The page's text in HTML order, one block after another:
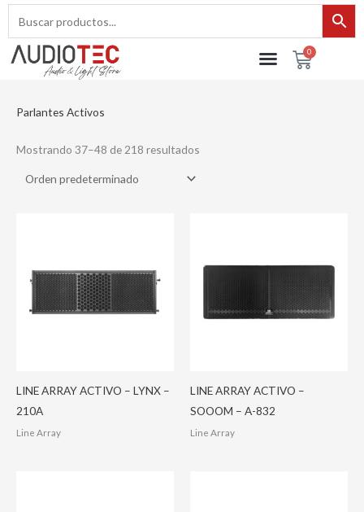
contenido
0Cart
Parlantes Activos
Mostrando 37–48 de 218 resultados
LINE ARRAY ACTIVO – LYNX –
210A
Line Array
LINE ARRAY ACTIVO –
SOOOM – A-832
Line Array